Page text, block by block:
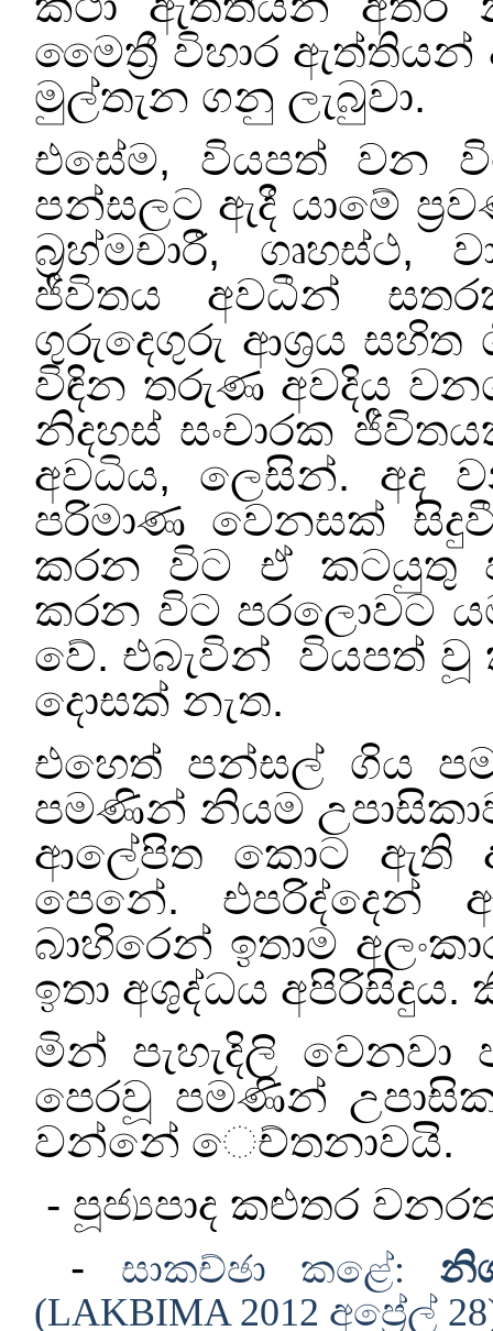
මෛත්‍රී විහාර ඇත්තියන්
මුල්තැන ගනු ලැබුවා.
එසේම, වියපත් වන
පන්සලට ඇදී යාමේ
බ්‍රහ්මචාරී, ගෘහස්ථ,
ජීවිතය අවධීන්
ගුරුදෙගුරු ආශ්‍රය සහිත
විඳින තරුණ අවදිය
නිදහස් සංචාරක
අවධිය, ලෙසින්. අද
පරිමාණ වෙනසක්
කරන විට ඒ කටයුතු
කරන විට පරලොවට
වේ. එබැවින්
වියපත් වූ
දොසක් නැත.
එහෙත් පන්සල් ගිය
පමණින් නියම
ආ‍ලේපිත කොට ඇති
පෙනේ. එපරිද්දෙන්
බාහිරෙන් ඉතාම
ඉතා අශුද්ධය අපිරිසිදුය.
මින් පැහැදිලි
පෙරවූ පමණින්
වන්නේ ෙච්තනාවයි.
- පූජ්‍යපාද කළුතර
- සාකච්ඡා කළේ:
(LAKBIMA 2012 අප්‍රේල්